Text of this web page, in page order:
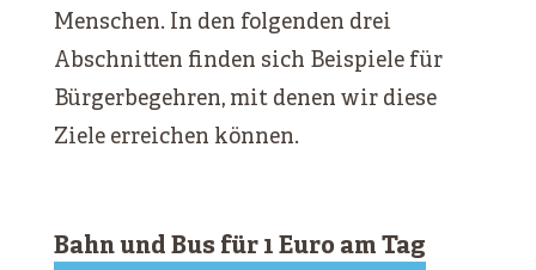
Menschen. In den folgenden drei
Abschnitten finden sich Beispiele für
Bürgerbegehren, mit denen wir diese
Ziele erreichen können.
Bahn und Bus für 1 Euro am Tag